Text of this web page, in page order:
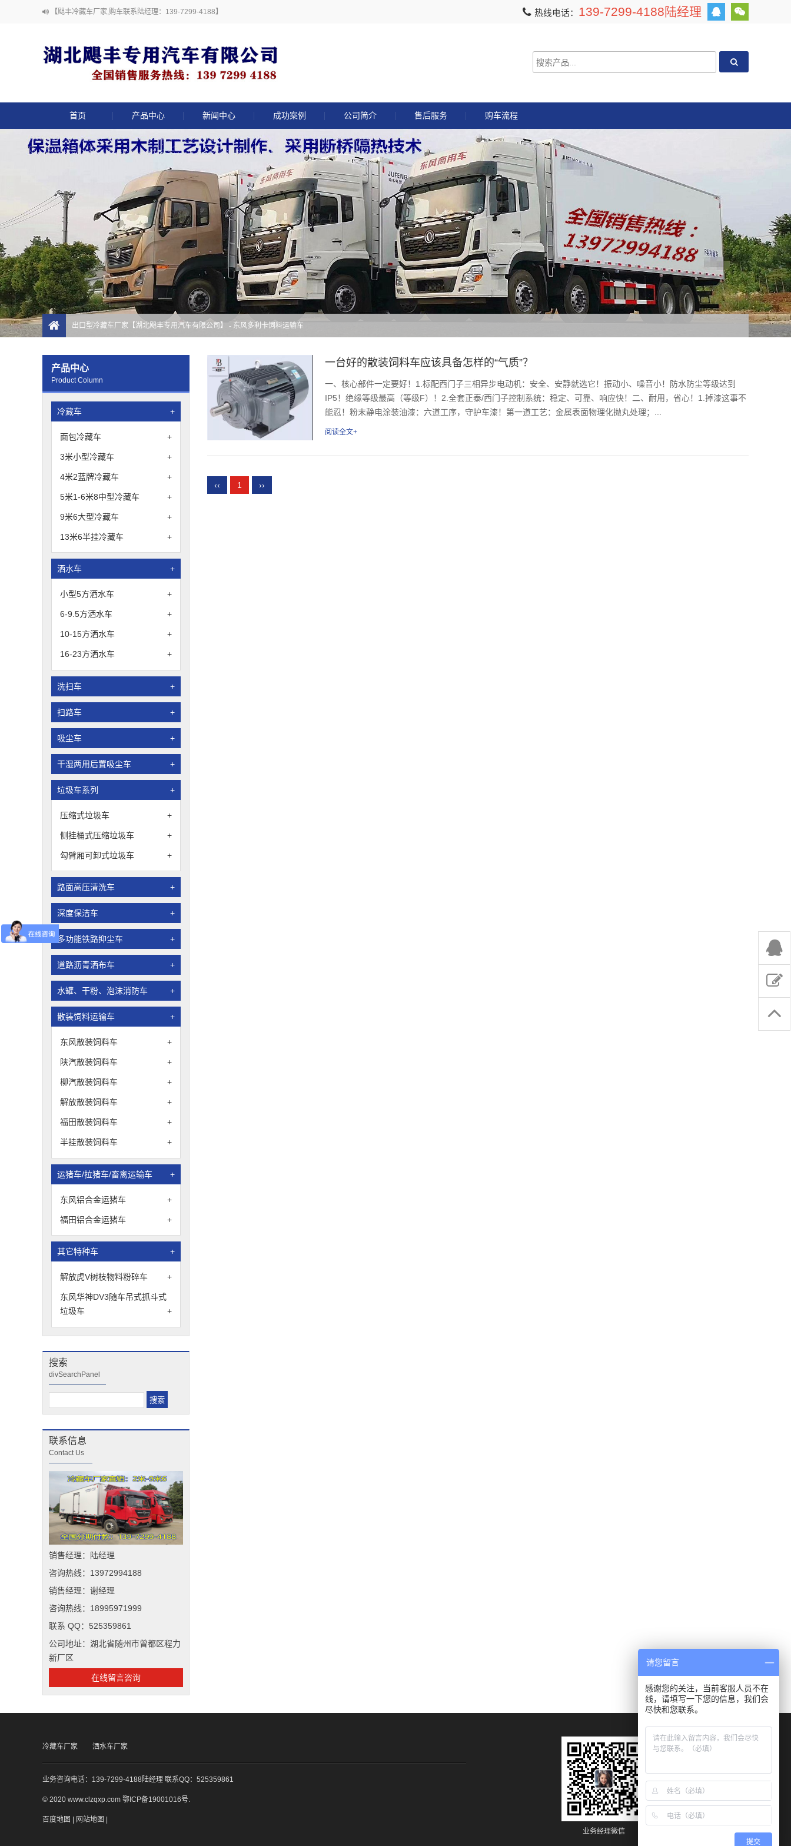
【飓丰冷藏车厂家,购车联系陆经理：139-7299-4188】 热线电话： 139-7299-4188陆经理
首页 产品中心 新闻中心 成功案例 公司简介 售后服务 购车流程
出口型冷藏车厂家【湖北飓丰专用汽车有限公司】 - 东风多利卡饲料运输车
产品中心
Product Column
冷藏车 +
面包冷藏车 +
3米小型冷藏车 +
4米2蓝牌冷藏车 +
5米1-6米8中型冷藏车 +
9米6大型冷藏车 +
13米6半挂冷藏车 +
洒水车 +
小型5方洒水车 +
6-9.5方洒水车 +
10-15方洒水车 +
16-23方洒水车 +
洗扫车 +
扫路车 +
吸尘车 +
干湿两用后置吸尘车 +
垃圾车系列 +
压缩式垃圾车 +
侧挂桶式压缩垃圾车 +
勾臂厢可卸式垃圾车 +
路面高压清洗车 +
深度保洁车 +
多功能铁路抑尘车 +
道路沥青洒布车 +
水罐、干粉、泡沫消防车 +
散装饲料运输车 +
东风散装饲料车 +
陕汽散装饲料车 +
柳汽散装饲料车 +
解放散装饲料车 +
福田散装饲料车 +
半挂散装饲料车 +
运猪车/拉猪车/畜禽运输车 +
东风铝合金运猪车 +
福田铝合金运猪车 +
其它特种车 +
解放虎V树枝物料粉碎车 +
东风华神DV3随车吊式抓斗式
垃圾车
+
搜索
divSearchPanel
联系信息
Contact Us
销售经理：陆经理
咨询热线：13972994188
销售经理：谢经理
咨询热线：18995971999
联系 QQ：525359861
公司地址：湖北省随州市曾都区程力
新厂区
在线留言咨询
一台好的散装饲料车应该具备怎样的“气质”？
一、核心部件一定要好！1.标配西门子三相异步电动机：安全、安静就选它！振动小、噪音小！防水防尘等级达到
IP5！绝缘等级最高（等级F）！2.全套正泰/西门子控制系统：稳定、可靠、响应快！二、耐用，省心！1.掉漆这事不
能忍！粉末静电涂装油漆：六道工序，守护车漆！第一道工艺：金属表面物理化抛丸处理；...
阅读全文+
‹‹ 1 ››
冷藏车厂家 洒水车厂家
业务咨询电话：139-7299-4188陆经理 联系QQ：525359861
© 2020 www.clzqxp.com 鄂ICP备19001016号
百度地图 | 网站地图 |
业务经理微信
请您留言
感谢您的关注，当前客服人员不在
线，请填写一下您的信息，我们会
尽快和您联系。
提交